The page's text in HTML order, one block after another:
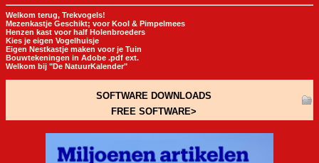
Welkom terug, Trekvogels!
Mezenkastje Geschikt; voor Kool & Pimpelmees
Henzen kast voor half Holenbroeders
Kies je eigen Vogelhuisje
Eigen Nestkastje maken voor je Tuin
Bouwtekeningen in Adobe .pdf ext.
Welkom bij "De NatuurKalender"
SOFTWARE DOWNLOADS
FREE SOFTWARE>